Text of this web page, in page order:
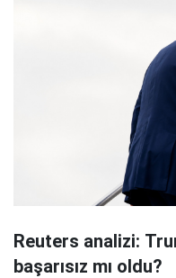
Reuters analizi:
başarısız mı oldu?